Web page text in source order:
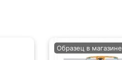
Образец в магазине